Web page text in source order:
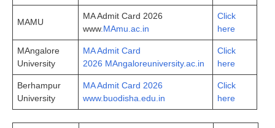
MAMU
MA Admit Card 2026
www.MAmu.ac.in
Click
here
MAngalore
University
MA Admit Card
2026 MAngaloreuniversity.ac.in
Click
here
Berhampur
University
MA Admit Card 2026
www.buodisha.edu.in
Click
here